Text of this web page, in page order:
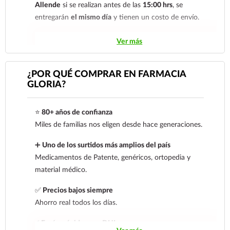
Allende si se realizan antes de las 15:00 hrs, se
entregaránel mismo día y tienen un costo de envío.
Los pedidos de otras localidades se envían mediante
.Sólo hacemos envíos en el territorio
nacional.
económica.En la tarifa nacional al día siguiente, los
pedidos deben realizarseantes de las 14:00 hrs.El
tiempo de entrega de la tarifa económica es de
días.
En losproductos refrigerados siempre se debe
seleccionar la tarifa nacional día siguiente
productos de cadena de frío. Todos los productos se
Ver más
¿POR QUÉ COMPRAR EN FARMACIA
GLORIA?
⭐ 80+ años de confianza
Miles de familias nos eligen desde hace generaciones.
➕ Uno de los surtidos más amplios del país
Medicamentos de Patente, genéricos, ortopedia y
material médico.
✅ Precios bajos siempre
Ahorro real todos los días.
⚡ Envíos rápidos con DHL